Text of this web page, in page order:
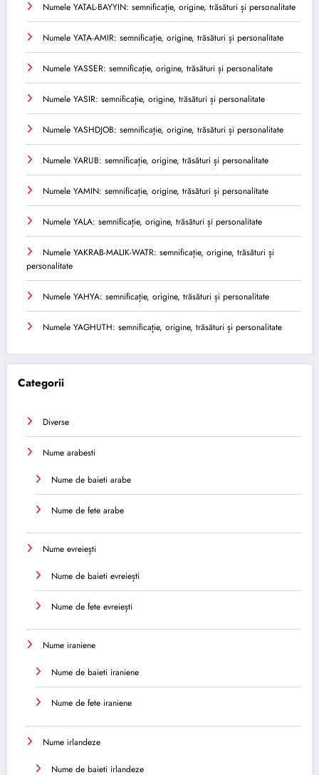
Numele YATAL-BAYYIN: semnificație, origine, trăsături și personalitate
Numele YATA-AMIR: semnificație, origine, trăsături și personalitate
Numele YASSER: semnificație, origine, trăsături și personalitate
Numele YASIR: semnificație, origine, trăsături și personalitate
Numele YASHDJOB: semnificație, origine, trăsături și personalitate
Numele YARUB: semnificație, origine, trăsături și personalitate
Numele YAMIN: semnificație, origine, trăsături și personalitate
Numele YALA: semnificație, origine, trăsături și personalitate
Numele YAKRAB-MALIK-WATR: semnificație, origine, trăsături și
personalitate
Numele YAHYA: semnificație, origine, trăsături și personalitate
Numele YAGHUTH: semnificație, origine, trăsături și personalitate
Categorii
Diverse
Nume arabesti
Nume de baieti arabe
Nume de fete arabe
Nume evreiești
Nume de baieti evreiești
Nume de fete evreiești
Nume iraniene
Nume de baieti iraniene
Nume de fete iraniene
Nume irlandeze
Nume de baieti irlandeze